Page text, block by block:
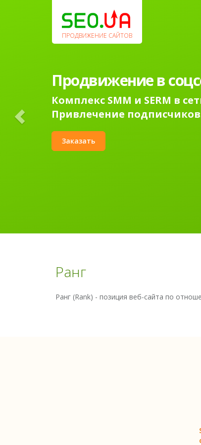
ПРОДВИЖЕНИЕ САЙТОВ
Продвижение в
Комплекс SMM и SERM в
Привлечение
Заказать
Ранг
Ранг (Rank) - позиция веб-сайта по